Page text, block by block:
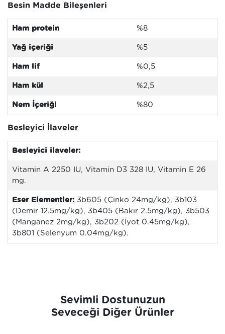
Besin Madde Bileşenleri
Ham protein %8
Yağ içeriği %5
Ham lif %0,5
Ham kül %2,5
Nem İçeriği %80
Besleyici İlaveler
Besleyici ilaveler:
Vitamin A 2250 IU, Vitamin D3 328 IU, Vitamin E 26
mg.
Eser Elementler: 3b605 (Çinko 24mg/kg), 3b103
(Demir 12.5mg/kg), 3b405 (Bakır 2.5mg/kg), 3b503
(Manganez 2mg/kg), 3b202 (İyot 0.45mg/kg),
3b801 (Selenyum 0.04mg/kg).
Sevimli Dostunuzun
Seveceği Diğer Ürünler